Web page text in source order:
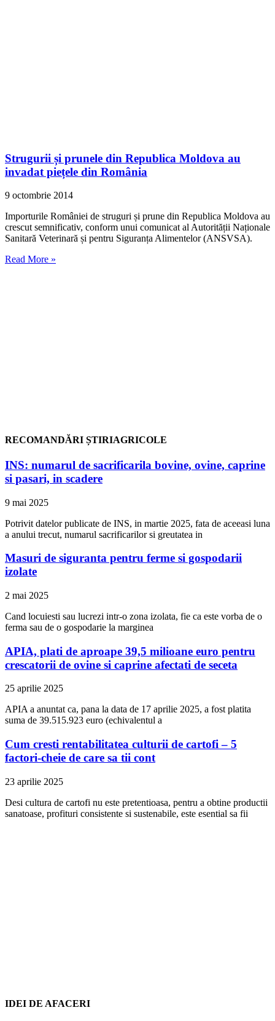
Strugurii și prunele din Republica Moldova au
invadat piețele din România
9 octombrie 2014
Importurile României de struguri și prune din Republica Moldova au
crescut semnificativ, conform unui comunicat al Autorității Naționale
Sanitară Veterinară și pentru Siguranța Alimentelor (ANSVSA).
Read More »
RECOMANDĂRI ȘTIRIAGRICOLE
INS: numarul de sacrificarila bovine, ovine, caprine
si pasari, in scadere
9 mai 2025
Potrivit datelor publicate de INS, in martie 2025, fata de aceeasi luna
a anului trecut, numarul sacrificarilor si greutatea in
Masuri de siguranta pentru ferme si gospodarii
izolate
2 mai 2025
Cand locuiesti sau lucrezi intr-o zona izolata, fie ca este vorba de o
ferma sau de o gospodarie la marginea
APIA, plati de aproape 39,5 milioane euro pentru
crescatorii de ovine si caprine afectati de seceta
25 aprilie 2025
APIA a anuntat ca, pana la data de 17 aprilie 2025, a fost platita
suma de 39.515.923 euro (echivalentul a
Cum cresti rentabilitatea culturii de cartofi – 5
factori-cheie de care sa tii cont
23 aprilie 2025
Desi cultura de cartofi nu este pretentioasa, pentru a obtine productii
sanatoase, profituri consistente si sustenabile, este esential sa fii
IDEI DE AFACERI